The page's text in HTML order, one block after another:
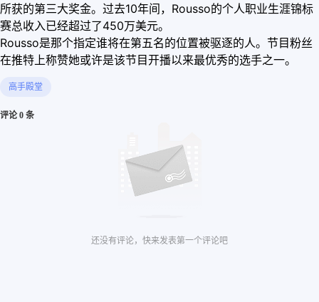
所获的第三大奖金。过去10年间，Rousso的个人职业生涯锦标
赛总收入已经超过了450万美元。
Rousso是那个指定谁将在第五名的位置被驱逐的人。节目粉丝
在推特上称赞她或许是该节目开播以来最优秀的选手之一。
高手殿堂
评论 0 条
还没有评论，快来发表第一个评论吧